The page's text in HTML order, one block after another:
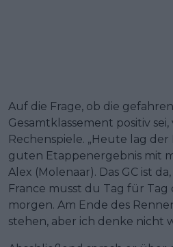
Auf die Frage, ob die
Gesamtklassement positiv
Rechenspiele. „Heute lag
guten Etappenergebnis mit
Alex (Molenaar). Das GC ist
France musst du Tag für
morgen. Am Ende des
stehen, aber ich denke nicht